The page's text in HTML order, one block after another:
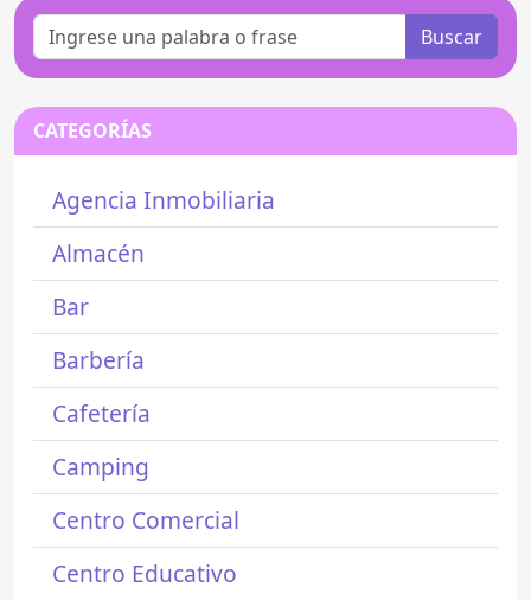
Buscar
CATEGORÍAS
Agencia Inmobiliaria
Almacén
Bar
Barbería
Cafetería
Camping
Centro Comercial
Centro Educativo